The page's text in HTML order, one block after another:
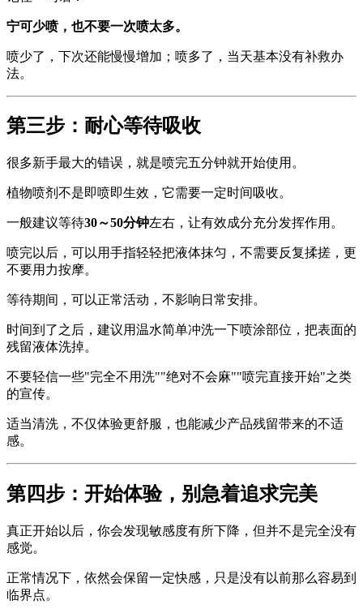
宁可少喷，也不要一次喷太多。
喷少了，下次还能慢慢增加；喷多了，当天基本没有补救办
法。
第三步：耐心等待吸收
很多新手最大的错误，就是喷完五分钟就开始使用。
植物喷剂不是即喷即生效，它需要一定时间吸收。
一般建议等待30～50分钟左右，让有效成分充分发挥作用。
喷完以后，可以用手指轻轻把液体抹匀，不需要反复揉搓，更
不要用力按摩。
等待期间，可以正常活动，不影响日常安排。
时间到了之后，建议用温水简单冲洗一下喷涂部位，把表面的
残留液体洗掉。
不要轻信一些"完全不用洗""绝对不会麻""喷完直接开始"之类
的宣传。
适当清洗，不仅体验更舒服，也能减少产品残留带来的不适
感。
第四步：开始体验，别急着追求完美
真正开始以后，你会发现敏感度有所下降，但并不是完全没有
感觉。
正常情况下，依然会保留一定快感，只是没有以前那么容易到
临界点。